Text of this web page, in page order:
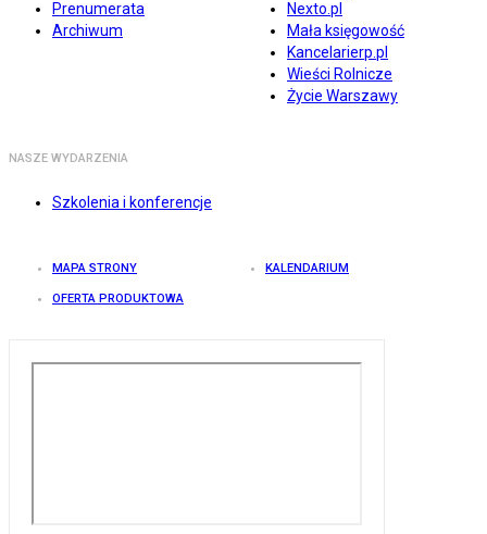
Prenumerata
Archiwum
Nexto.pl
Mała księgowość
Kancelarierp.pl
Wieści Rolnicze
Życie Warszawy
NASZE WYDARZENIA
Szkolenia i konferencje
MAPA STRONY KALENDARIUM
OFERTA PRODUKTOWA